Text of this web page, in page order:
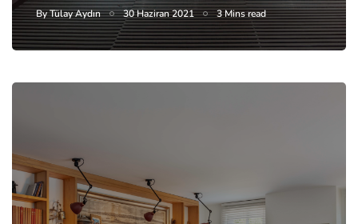
ByTülay Aydın 30 Haziran 2021 3 Mins read